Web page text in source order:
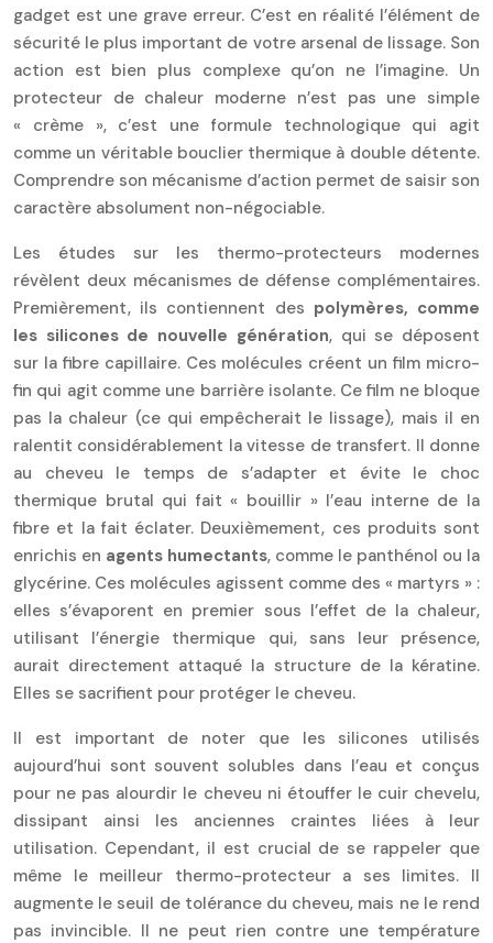
gadget est une grave erreur. C’est en réalité l’élément de
sécurité le plus important de votre arsenal de lissage. Son
action est bien plus complexe qu’on ne l’imagine. Un
protecteur de chaleur moderne n’est pas une simple
« crème », c’est une formule technologique qui agit
comme un véritable bouclier thermique à double détente.
Comprendre son mécanisme d’action permet de saisir son
caractère absolument non-négociable.
Les études sur les thermo-protecteurs modernes
révèlent deux mécanismes de défense complémentaires.
Premièrement, ils contiennent des polymères, comme
les silicones de nouvelle génération, qui se déposent
sur la fibre capillaire. Ces molécules créent un film micro-
fin qui agit comme une barrière isolante. Ce film ne bloque
pas la chaleur (ce qui empêcherait le lissage), mais il en
ralentit considérablement la vitesse de transfert. Il donne
au cheveu le temps de s’adapter et évite le choc
thermique brutal qui fait « bouillir » l’eau interne de la
fibre et la fait éclater. Deuxièmement, ces produits sont
enrichis en agents humectants, comme le panthénol ou la
glycérine. Ces molécules agissent comme des « martyrs » :
elles s’évaporent en premier sous l’effet de la chaleur,
utilisant l’énergie thermique qui, sans leur présence,
aurait directement attaqué la structure de la kératine.
Elles se sacrifient pour protéger le cheveu.
Il est important de noter que les silicones utilisés
aujourd’hui sont souvent solubles dans l’eau et conçus
pour ne pas alourdir le cheveu ni étouffer le cuir chevelu,
dissipant ainsi les anciennes craintes liées à leur
utilisation. Cependant, il est crucial de se rappeler que
même le meilleur thermo-protecteur a ses limites. Il
augmente le seuil de tolérance du cheveu, mais ne le rend
pas invincible. Il ne peut rien contre une température